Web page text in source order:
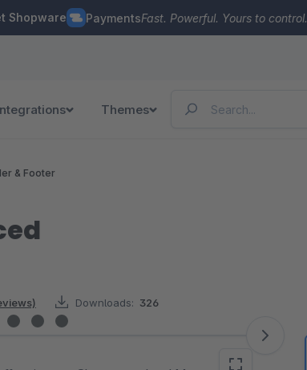
Shopware PaymentsFast. Powerful. Yours to control.
Themes
& Footer
Downloads: 326